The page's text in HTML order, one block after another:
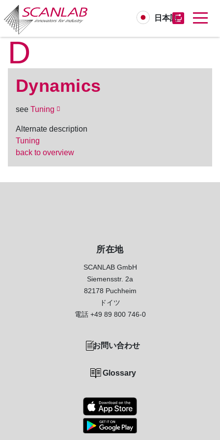
Skip
main
content
日本語
D
Dynamics
see Tuning
Alternate description
Tuning
back to overview
所在地
SCANLAB GmbH
Siemensstr. 2a
82178 Puchheim
ドイツ
電話 +49 89 800 746-0
お問い合わせ
Glossary